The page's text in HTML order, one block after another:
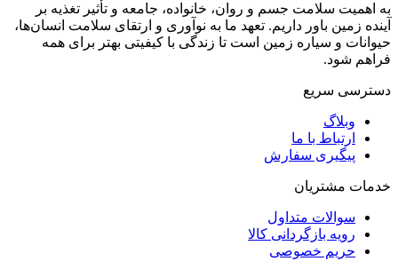
به اهمیت سلامت جسم و روان، خانواده، جامعه و تأثیر تغذیه بر
آینده زمین باور داریم. تعهد ما به نوآوری و ارتقای سلامت انسان‌ها،
حیوانات و سیاره زمین است تا زندگی با کیفیتی بهتر برای همه
فراهم شود.
دسترسی سریع
وبلاگ
ارتباط با ما
پیگیری سفارش
خدمات مشتریان
سوالات متداول
رویه بازگردانی کالا
حریم خصوصی